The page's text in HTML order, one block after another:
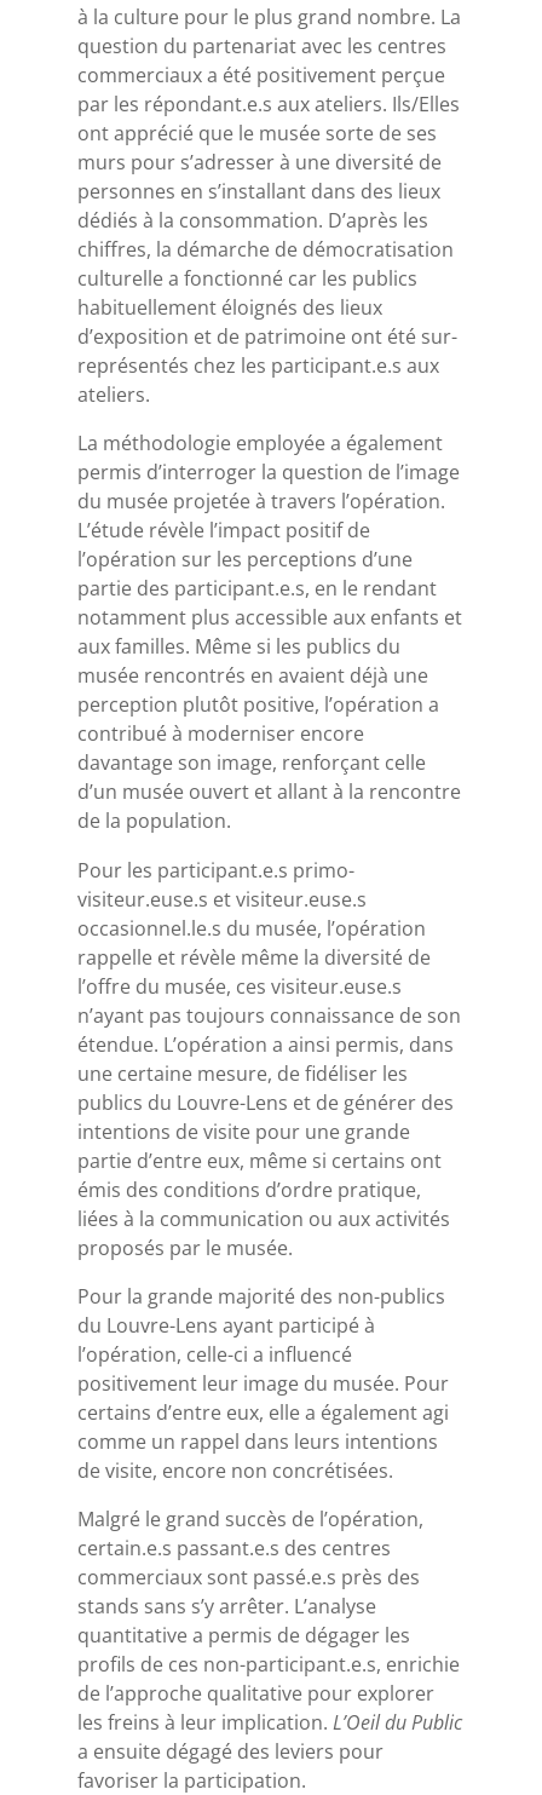
à la culture pour le plus grand nombre. La
question du partenariat avec les centres
commerciaux a été positivement perçue
par les répondant.e.s aux ateliers. Ils/Elles
ont apprécié que le musée sorte de ses
murs pour s’adresser à une diversité de
personnes en s’installant dans des lieux
dédiés à la consommation. D’après les
chiffres, la démarche de démocratisation
culturelle a fonctionné car les publics
habituellement éloignés des lieux
d’exposition et de patrimoine ont été sur-
représentés chez les participant.e.s aux
ateliers.
La méthodologie employée a également
permis d’interroger la question de l’image
du musée projetée à travers l’opération.
L’étude révèle l’impact positif de
l’opération sur les perceptions d’une
partie des participant.e.s, en le rendant
notamment plus accessible aux enfants et
aux familles. Même si les publics du
musée rencontrés en avaient déjà une
perception plutôt positive, l’opération a
contribué à moderniser encore
davantage son image, renforçant celle
d’un musée ouvert et allant à la rencontre
de la population.
Pour les participant.e.s primo-
visiteur.euse.s et visiteur.euse.s
occasionnel.le.s du musée, l’opération
rappelle et révèle même la diversité de
l’offre du musée, ces visiteur.euse.s
n’ayant pas toujours connaissance de son
étendue. L’opération a ainsi permis, dans
une certaine mesure, de fidéliser les
publics du Louvre-Lens et de générer des
intentions de visite pour une grande
partie d’entre eux, même si certains ont
émis des conditions d’ordre pratique,
liées à la communication ou aux activités
proposés par le musée.
Pour la grande majorité des non-publics
du Louvre-Lens ayant participé à
l’opération, celle-ci a influencé
positivement leur image du musée. Pour
certains d’entre eux, elle a également agi
comme un rappel dans leurs intentions
de visite, encore non concrétisées.
Malgré le grand succès de l’opération,
certain.e.s passant.e.s des centres
commerciaux sont passé.e.s près des
stands sans s’y arrêter. L’analyse
quantitative a permis de dégager les
profils de ces non-participant.e.s, enrichie
de l’approche qualitative pour explorer
les freins à leur implication.L’Oeil du Public
a ensuite dégagé des leviers pour
favoriser la participation.